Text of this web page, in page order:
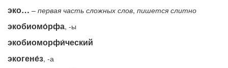
эко… – первая часть сложных слов, пишется слитно
экобиомо́рфа, -ы
экобиоморфи́ческий
экогене́з, -а